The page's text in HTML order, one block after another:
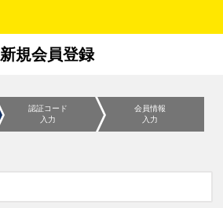
新規会員登録
認証コード
入力
会員情報
入力